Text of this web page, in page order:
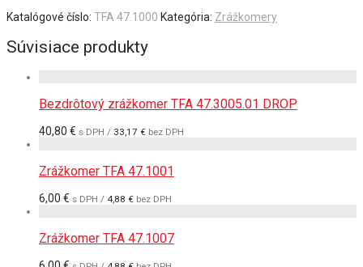
Katalógové číslo: TFA 47.1000 Kategória: Zrážkomery
Súvisiace produkty
Bezdrôtový zrážkomer TFA 47.3005.01 DROP
40,80 € s DPH / 33,17 € bez DPH
Zrážkomer TFA 47.1001
6,00 € s DPH / 4,88 € bez DPH
Zrážkomer TFA 47.1007